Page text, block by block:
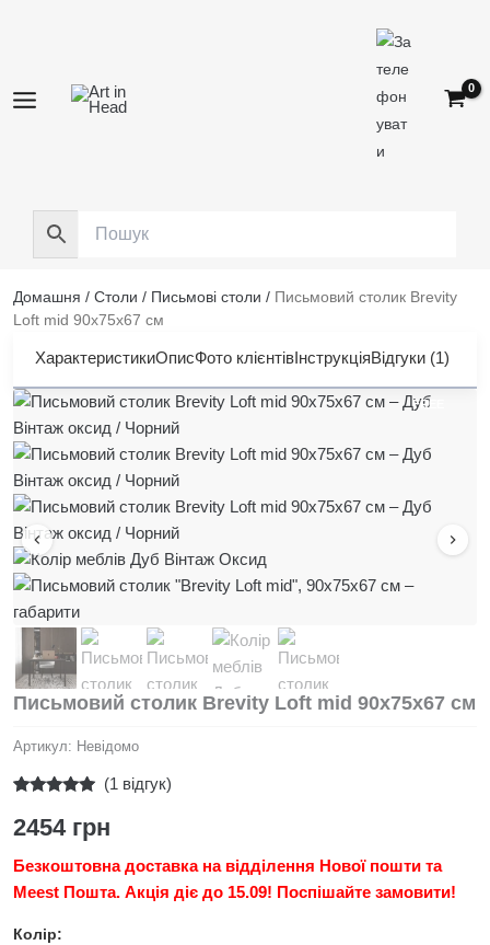
Домашня / Столи / Письмові столи / Письмовий столик Brevity
Loft mid 90x75x67 см
ХарактеристикиОписФото клієнтівІнструкціяВідгуки (1)
FREE
Письмовий столик Brevity Loft mid 90x75x67 см
Артикул: Невідомо
5.00з 5 на
основі
покупця
(1 відгук)
2454 грн
Безкоштовна доставка на відділення Нової пошти та
Meest Пошта. Акція діє до 15.09! Поспішайте замовити!
Колір